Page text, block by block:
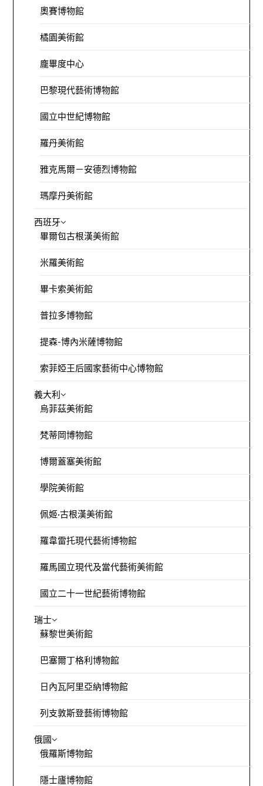
奧賽博物館
橘園美術館
龐畢度中心
巴黎現代藝術博物館
國立中世紀博物館
羅丹美術館
雅克馬爾－安德烈博物館
瑪摩丹美術館
西班牙
畢爾包古根漢美術館
米羅美術館
畢卡索美術館
普拉多博物館
提森-博內米薩博物館
索菲婭王后國家藝術中心博物館
義大利
烏菲茲美術館
梵蒂岡博物館
博爾蓋塞美術館
學院美術館
佩姬·古根漢美術館
羅韋雷托現代藝術博物館
羅馬國立現代及當代藝術美術館
國立二十一世紀藝術博物館
瑞士
蘇黎世美術館
巴塞爾丁格利博物館
日內瓦阿里亞納博物館
列支敦斯登藝術博物館
俄國
俄羅斯博物館
隱士廬博物館